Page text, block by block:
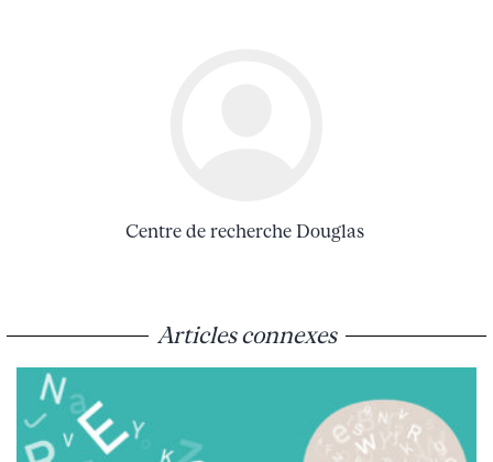
Centre de recherche Douglas
Articles connexes